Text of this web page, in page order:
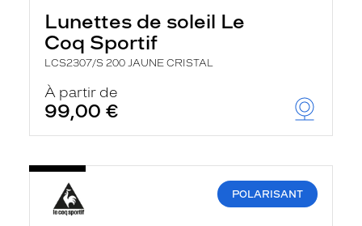
Lunettes de soleil Le
Coq Sportif
LCS2307/S 200 JAUNE CRISTAL
À partir de
99,00 €
POLARISANT